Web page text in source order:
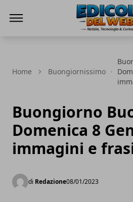
Home Buongiornissimo
Buongiorno
Domenica 8
immagini e
di Redazione08/01/2023